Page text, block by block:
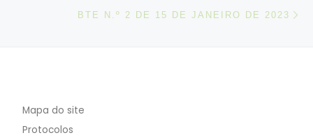
BTE N.º 2 DE 15 DE JANEIRO DE 2023
Mapa do site
Protocolos